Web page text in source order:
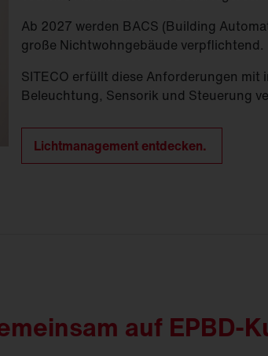
Ab 2027 werden BACS (Building
große Nichtwohngebäude verpflichtend.
SITECO erfüllt diese Anforderungen
Beleuchtung, Sensorik und Steuerung
Lichtmanagement entdecken.
auf EPBD-